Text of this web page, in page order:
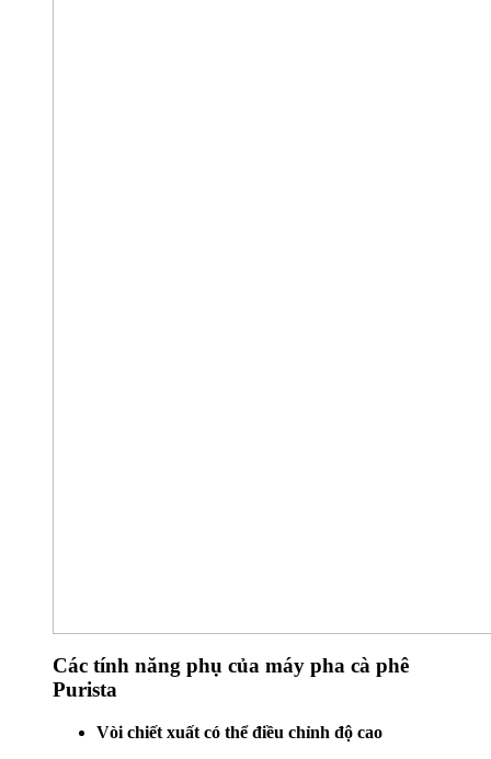
Các tính năng phụ của máy pha cà phê
Purista
Vòi chiết xuất có thể điều chỉnh độ cao